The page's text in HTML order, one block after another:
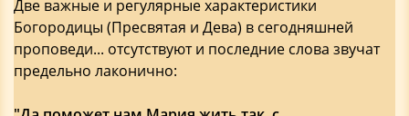
Две важные и регулярные характеристики
Богородицы (Пресвятая и Дева) в сегодняшней
проповеди... отсутствуют и последние слова звучат
предельно лаконично: